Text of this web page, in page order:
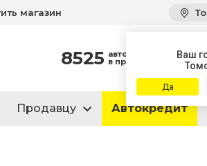
магазин
Ваш
Да
8525 автомобилей
в продаже
Продавцу Автокредит